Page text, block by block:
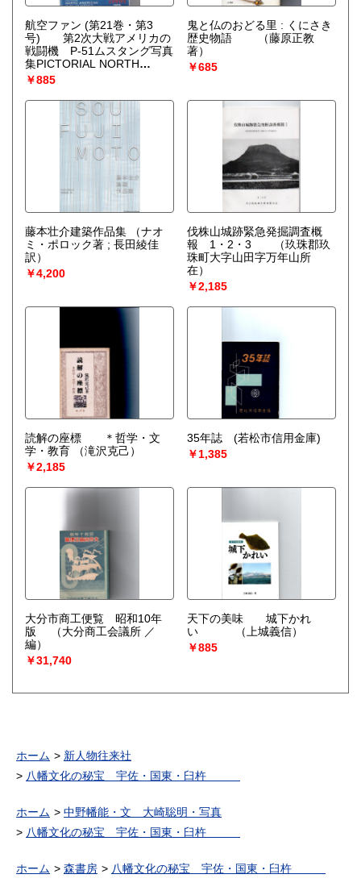
航空ファン (第21巻・第3
号) 第2次大戦アメリカの
戦闘機 P-51ムスタング写真
集PICTORIAL NORTH
AMERICAN P-51
￥885
鬼と仏のおどる里 : くにさき
歴史物語
（藤原正教
著）
￥685
藤本壮介建築作品集
（ナオ
ミ・ポロック著 ; 長田綾佳
訳）
￥4,200
伐株山城跡緊急発掘調査概
報 1・2・3 （玖珠郡玖
珠町大字山田字万年山所
在）
￥2,185
読解の座標 ＊哲学・文
学・教育
（滝沢克己）
￥2,185
35年誌 (若松市信用金庫)
￥1,385
大分市商工便覧 昭和10年
版
（大分商工会議所 ／
編）
￥31,740
天下の美味 城下かれ
い
（上城義信）
￥885
ホーム
新人物往来社
八幡文化の秘宝 宇佐・国東・臼杵
ホーム
中野幡能・文 大崎聡明・写真
八幡文化の秘宝 宇佐・国東・臼杵
ホーム 森書房 八幡文化の秘宝 宇佐・国東・臼杵